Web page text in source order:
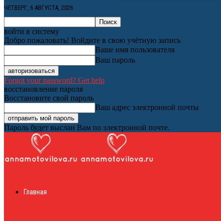
ЧЕТВЕРГ, 6 АВГУСТА, 2026
войти в систему
Добро пожаловать! Войдите в свою учётную запись
Ваше имя пользователя
Ваш пароль
Forgot your password? Get help
восстановление пароля
Восстановите свой пароль
Ваш адрес электронной почты
Пароль будет выслан Вам по электронной почте.
Главная